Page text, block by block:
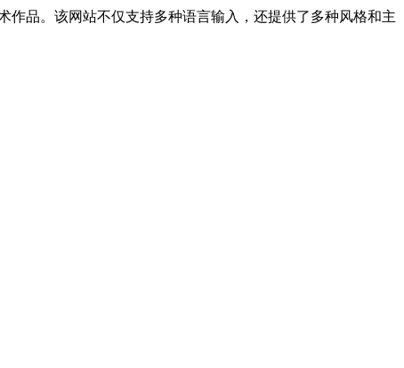
品。该网站不仅支持多种语言输入，还提供了多种风格和主